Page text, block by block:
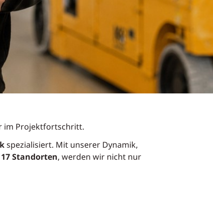
im Projektfortschritt.
spezialisiert. Mit unserer Dynamik,
Standorten, werden wir nicht nur